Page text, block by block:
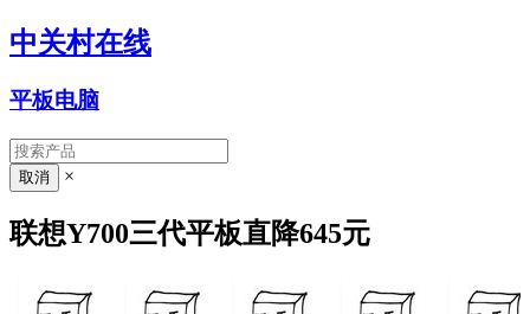
中关村在线
平板电脑
×
联想Y700三代平板直降645元